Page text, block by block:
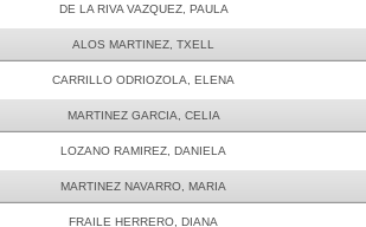
DE LA RIVA VAZQUEZ, PAULA
ALOS MARTINEZ, TXELL
CARRILLO ODRIOZOLA, ELENA
MARTINEZ GARCIA, CELIA
LOZANO RAMIREZ, DANIELA
MARTINEZ NAVARRO, MARIA
FRAILE HERRERO, DIANA